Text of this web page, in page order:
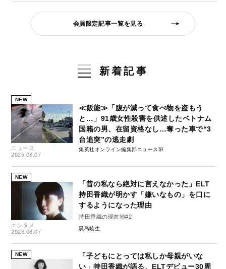
会員限定記事一覧を見る
新着記事
NEW
ニュース
2026.08.07
≪飯能≫「腹が減って食べ物を盗もう
と…」91歳女性殺害を供述したベトナム
国籍の男、在留資格なし…奪った車で“3
台追突”の逃走劇
集英社オンライン編集部ニュース班
NEW
エンタメ
2026.08.07
「昔の私なら絶対に言えなかった」ELT
持田香織が明かす「嫌いなもの」を口に
するようになった理由
持田香織の現在地#2
黒島暁生
NEW
「子どもにとっては私しか母親がいな
い」持田香織が語る、ELTデビュー30周